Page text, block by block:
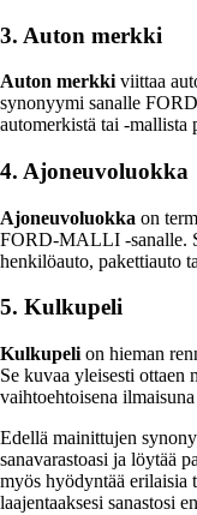
3. Auton merkki
Auton merkki viittaa
synonyymi sanalle
automerkistä tai -mallista
4. Ajoneuvoluokka
Ajoneuvoluokka on
FORD-MALLI -sanalle.
henkilöauto, pakettiauto
5. Kulkupeli
Kulkupeli on hieman
Se kuvaa yleisesti ottaen
vaihtoehtoisena
Edellä mainittujen
sanavarastoasi ja löytää
myös hyödyntää erilaisia
laajentaaksesi sanastosi